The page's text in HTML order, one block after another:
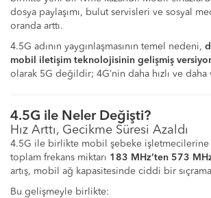
dosya paylaşımı, bulut servisleri ve sosyal
oranda arttı.
4.5G adının yaygınlaşmasının temel nedeni,
mobil iletişim teknolojisinin gelişmiş
olarak 5G değildir; 4G’nin daha hızlı ve
4.5G ile Neler Değişti?
Hız Arttı, Gecikme Süresi Azaldı
4.5G ile birlikte mobil şebeke işletmecilerine
toplam frekans miktarı 183 MHz’ten 573
artış, mobil ağ kapasitesinde ciddi bir
Bu gelişmeyle birlikte: